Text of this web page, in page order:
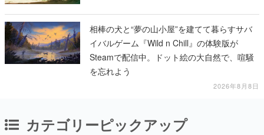
相棒の犬と“夢の山小屋”を建てて暮らすサバ
イバルゲーム『Wild n Chill』の体験版が
Steamで配信中。ドット絵の大自然で、喧騒
を忘れよう
2026年8月8日
カテゴリーピックアップ